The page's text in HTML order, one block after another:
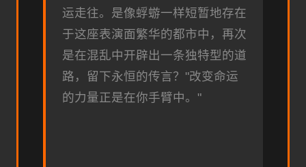
运走往。是像蜉蝣一样短暂地存在
于这座表演面繁华的都市中，再次
是在混乱中开辟出一条独特型的道
路，留下永恒的传言？"改变命运
的力量正是在你手臂中。"